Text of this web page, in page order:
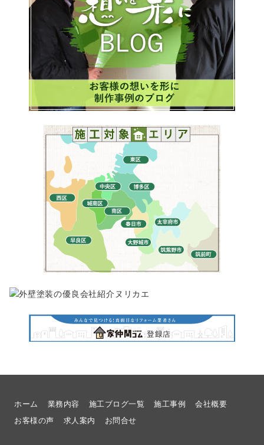
ホーム 業務内容 施工ブログ一覧 施工事例
会社概要
お客様の声
求人案内 お問合せ